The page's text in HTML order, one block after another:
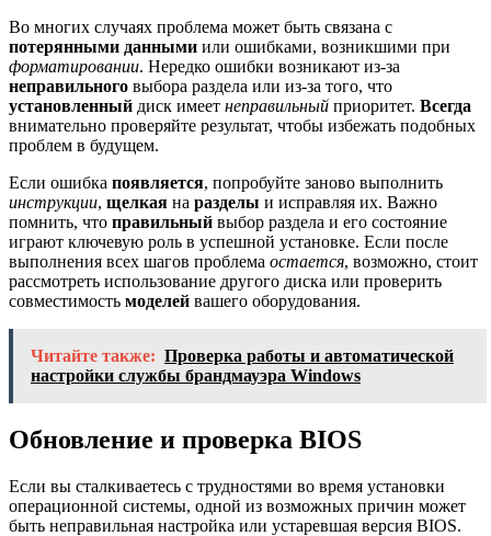
Во многих случаях проблема может быть связана с
потерянными данными или ошибками, возникшими при
форматировании. Нередко ошибки возникают из-за
неправильного выбора раздела или из-за того, что
установленный диск имеет неправильный приоритет. Всегда
внимательно проверяйте результат, чтобы избежать подобных
проблем в будущем.
Если ошибка появляется, попробуйте заново выполнить
инструкции, щелкая на разделы и исправляя их. Важно
помнить, что правильный выбор раздела и его состояние
играют ключевую роль в успешной установке. Если после
выполнения всех шагов проблема остается, возможно, стоит
рассмотреть использование другого диска или проверить
совместимость моделей вашего оборудования.
Читайте также: Проверка работы и автоматической
настройки службы брандмауэра Windows
Обновление и проверка BIOS
Если вы сталкиваетесь с трудностями во время установки
операционной системы, одной из возможных причин может
быть неправильная настройка или устаревшая версия BIOS.